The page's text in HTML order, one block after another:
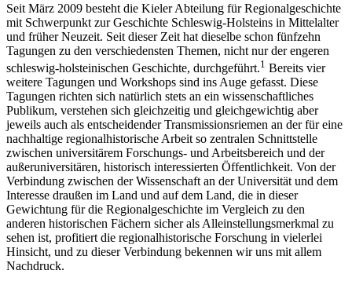
Seit März 2009 besteht die Kieler Abteilung für Regionalgeschichte
mit Schwerpunkt zur Geschichte Schleswig-Holsteins in Mittelalter
und früher Neuzeit. Seit dieser Zeit hat dieselbe schon fünfzehn
Tagungen zu den verschiedensten Themen, nicht nur der engeren
schleswig-holsteinischen Geschichte, durchgeführt.1 Bereits vier
weitere Tagungen und Workshops sind ins Auge gefasst. Diese
Tagungen richten sich natürlich stets an ein wissenschaftliches
Publikum, verstehen sich gleichzeitig und gleichgewichtig aber
jeweils auch als entscheidender Transmissionsriemen an der für eine
nachhaltige regionalhistorische Arbeit so zentralen Schnittstelle
zwischen universitärem Forschungs- und Arbeitsbereich und der
außeruniversitären, historisch interessierten Öffentlichkeit. Von der
Verbindung zwischen der Wissenschaft an der Universität und dem
Interesse draußen im Land und auf dem Land, die in dieser
Gewichtung für die Regionalgeschichte im Vergleich zu den
anderen historischen Fächern sicher als Alleinstellungsmerkmal zu
sehen ist, profitiert die regionalhistorische Forschung in vielerlei
Hinsicht, und zu dieser Verbindung bekennen wir uns mit allem
Nachdruck.